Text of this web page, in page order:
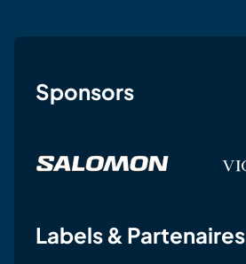
Sponsors
Labels & Partenaires